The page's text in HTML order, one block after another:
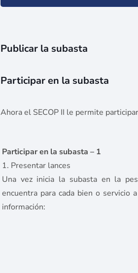
Publicar la subasta
Participar en la subasta
Ahora el SECOP II le permite
Participar en la subasta – 1
1. Presentar lances
Una vez inicia la subasta en la
encuentra para cada bien o servicio
información: